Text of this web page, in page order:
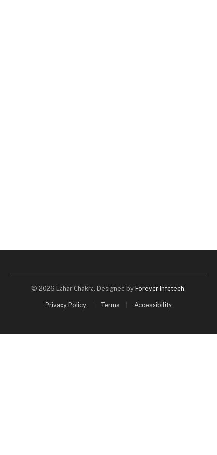
© 2026 Lahar Chakra. Designed by Forever Infotech
Privacy Policy Terms Accessibility